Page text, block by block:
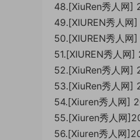
48.[XiuRen秀人网]
49.[XIUREN秀人
50.[XIUREN秀人
51.[XIUREN秀人
52.[XiuRen秀人网]
53.[XiuRen秀人网]
54.[Xiuren秀人网]
55.[Xiuren秀人网
56.[Xiuren秀人网